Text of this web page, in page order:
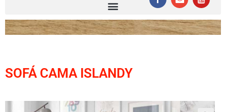
SOFÁ CAMA ISLANDY